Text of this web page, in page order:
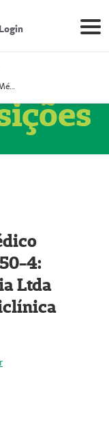
Login
Prestador Centro Médico Vitória Ltda, 51004350-4: Centro Médico Vitória Ltda (Nome Fantasia: Policlínica Master)
4:
Ltda